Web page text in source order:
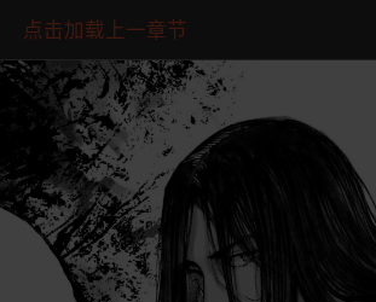
点击加载上一章节